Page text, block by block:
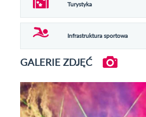
Turystyka
Infrastruktura sportowa
GALERIE ZDJĘĆ